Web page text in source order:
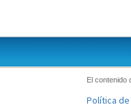
El contenido
Política